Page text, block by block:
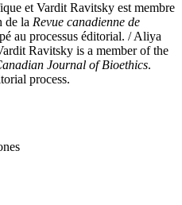
et Vardit Ravitsky est membre
de la Revue canadienne de
au processus éditorial. / Aliya
Ravitsky is a member of the
Journal of Bioethics.
process.